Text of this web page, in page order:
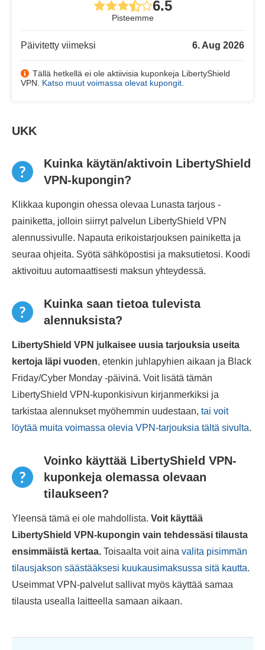
6.5
Pisteemme
Päivitetty viimeksi 6. Aug 2026
Tällä hetkellä ei ole aktiivisia kuponkeja LibertyShield
VPN. Katso muut voimassa olevat kupongit
UKK
Kuinka käytän/aktivoin LibertyShield
VPN-kupongin?
Klikkaa kupongin ohessa olevaa Lunasta tarjous -
painiketta, jolloin siirryt palvelun LibertyShield VPN
alennussivulle. Napauta erikoistarjouksen painiketta ja
seuraa ohjeita. Syötä sähköpostisi ja maksutietosi. Koodi
aktivoituu automaattisesti maksun yhteydessä.
Kuinka saan tietoa tulevista
alennuksista?
LibertyShield VPN julkaisee uusia tarjouksia useita
kertoja läpi vuoden, etenkin juhlapyhien aikaan ja Black
Friday/Cyber Monday -päivinä. Voit lisätä tämän
LibertyShield VPN-kuponkisivun kirjanmerkiksi ja
tarkistaa alennukset myöhemmin uudestaan, tai voit
löytää muita voimassa olevia VPN-tarjouksia tältä sivulta.
Voinko käyttää LibertyShield VPN-
kuponkeja olemassa olevaan
tilaukseen?
Yleensä tämä ei ole mahdollista. Voit käyttää
LibertyShield VPN-kupongin vain tehdessäsi tilausta
ensimmäistä kertaa. Toisaalta voit aina valita pisimmän
tilausjakson säästääksesi kuukausimaksussa sitä kautta.
Useimmat VPN-palvelut sallivat myös käyttää samaa
tilausta usealla laitteella samaan aikaan.